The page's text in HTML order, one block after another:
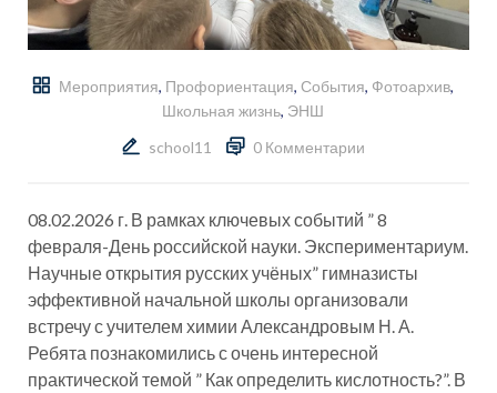
Мероприятия, Профориентация, События, Фотоархив,
Школьная жизнь, ЭНШ
school11
0 Комментарии
08.02.2026 г. В рамках ключевых событий ” 8
февраля-День российской науки. Экспериментариум.
Научные открытия русских учёных” гимназисты
эффективной начальной школы организовали
встречу с учителем химии Александровым Н. А.
Ребята познакомились с очень интересной
практической темой ” Как определить кислотность?”. В